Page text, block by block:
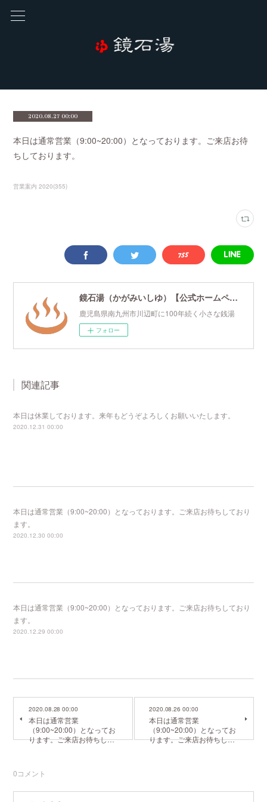
2020.08.27 00:00
本日は通常営業（9:00~20:00）となっております。ご来店お待
ちしております。
営業案内 2020(355)
鏡石湯（かがみいしゆ）【公式ホームページ】
鹿児島県南九州市川辺町に100年続く小さな銭湯
フォロー
関連記事
本日は休業しております。来年もどうぞよろしくお願いいたします。
2020.12.31 00:00
本日は通常営業（9:00~20:00）となっております。ご来店お待ちしており
ます。
2020.12.30 00:00
本日は通常営業（9:00~20:00）となっております。ご来店お待ちしており
ます。
2020.12.29 00:00
2020.08.28 00:00
本日は通常営業
（9:00~20:00）となってお
ります。ご来店お待ちし…
2020.08.26 00:00
本日は通常営業
（9:00~20:00）となってお
ります。ご来店お待ちし…
0コメント